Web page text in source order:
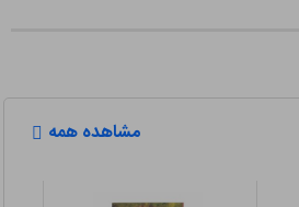
مشاهده همه